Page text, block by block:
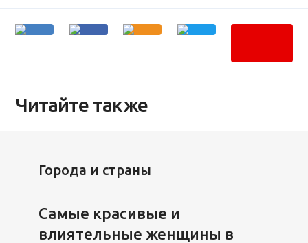
Читайте также
Города и страны
Самые красивые и
влиятельные женщины в